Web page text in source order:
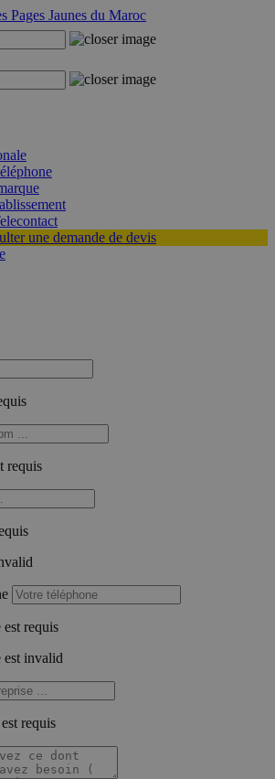
une demande de devis
requis
requis
est invalid
requis